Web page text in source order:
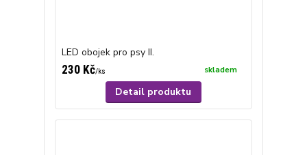
LED obojek pro psy II.
230 Kč/ks skladem
Detail produktu